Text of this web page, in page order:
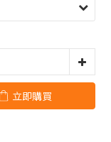
立即購買